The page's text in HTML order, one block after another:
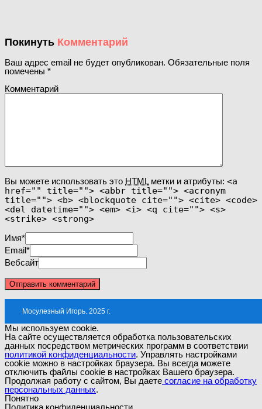
Покинуть Комментарий
Ваш адрес email не будет опубликован. Обязательные поля
помечены *
Комментарий
Вы можете использовать это HTMLметки и атрибуты: <a
href="" title=""> <abbr title=""> <acronym
title=""> <b> <blockquote cite=""> <cite> <code>
<del datetime=""> <em> <i> <q cite=""> <s>
<strike> <strong>
Имя*
Email*
Вебсайт
Мосулезный Игорь. 2025 г.
Мы используем cookie.
На сайте осуществляется обработка пользовательских
данных посредством метрических программ в соответствии
политикой конфиденциальности. Управлять настройками
cookie можно в настройках браузера. Вы всегда можете
отключить файлы cookie в настройках Вашего браузера.
Продолжая работу с сайтом, Вы даете согласие на обработку
персональных данных.
Понятно
Политика конфиденциальности